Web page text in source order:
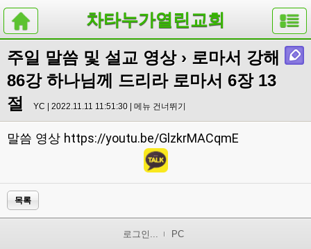
차타누가열린교회
주일 말씀 및 설교 영상› 로마서 강해
86강 하나님께 드리라 로마서 6장 13
절
YC | 2022.11.11 11:51:30 | 메뉴 건너뛰기
말씀 영상 https://youtu.be/GlzkrMACqmE
목록
로그인... PC